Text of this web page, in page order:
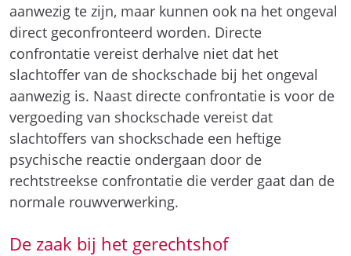
aanwezig te zijn, maar kunnen ook na het ongeval
direct geconfronteerd worden. Directe
confrontatie vereist derhalve niet dat het
slachtoffer van de shockschade bij het ongeval
aanwezig is. Naast directe confrontatie is voor de
vergoeding van shockschade vereist dat
slachtoffers van shockschade een heftige
psychische reactie ondergaan door de
rechtstreekse confrontatie die verder gaat dan de
normale rouwverwerking.
De zaak bij het gerechtshof